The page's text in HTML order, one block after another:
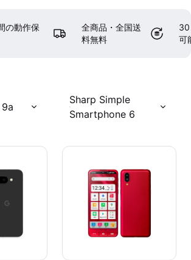
の動作保
全商品・全国送
料無料
30
可
Sharp Simple
Smartphone 6